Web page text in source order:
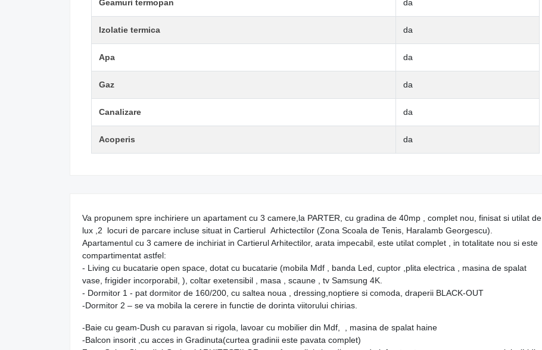
Geamuri termopan da
Izolatie termica da
Apa da
Gaz da
Canalizare da
Acoperis da
Va propunem spre inchiriere un apartament cu 3 camere,la PARTER, cu gradina de 40mp , complet nou, finisat si utilat de
lux ,2 locuri de parcare incluse situat in Cartierul Arhictectilor (Zona Scoala de Tenis, Haralamb Georgescu).
Apartamentul cu 3 camere de inchiriat in Cartierul Arhitectilor, arata impecabil, este utilat complet , in totalitate nou si este
compartimentat astfel:
- Living cu bucatarie open space, dotat cu bucatarie (mobila Mdf , banda Led, cuptor ,plita electrica , masina de spalat
vase, frigider incorporabil, ), coltar exetensibil , masa , scaune , tv Samsung 4K.
- Dormitor 1 - pat dormitor de 160/200, cu saltea noua , dressing,noptiere si comoda, draperii BLACK-OUT
-Dormitor 2 – se va mobila la cerere in functie de dorinta viitorului chirias.
-Baie cu geam-Dush cu paravan si rigola, lavoar cu mobilier din Mdf, , masina de spalat haine
-Balcon insorit ,cu acces in Gradinuta(curtea gradinii este pavata complet)